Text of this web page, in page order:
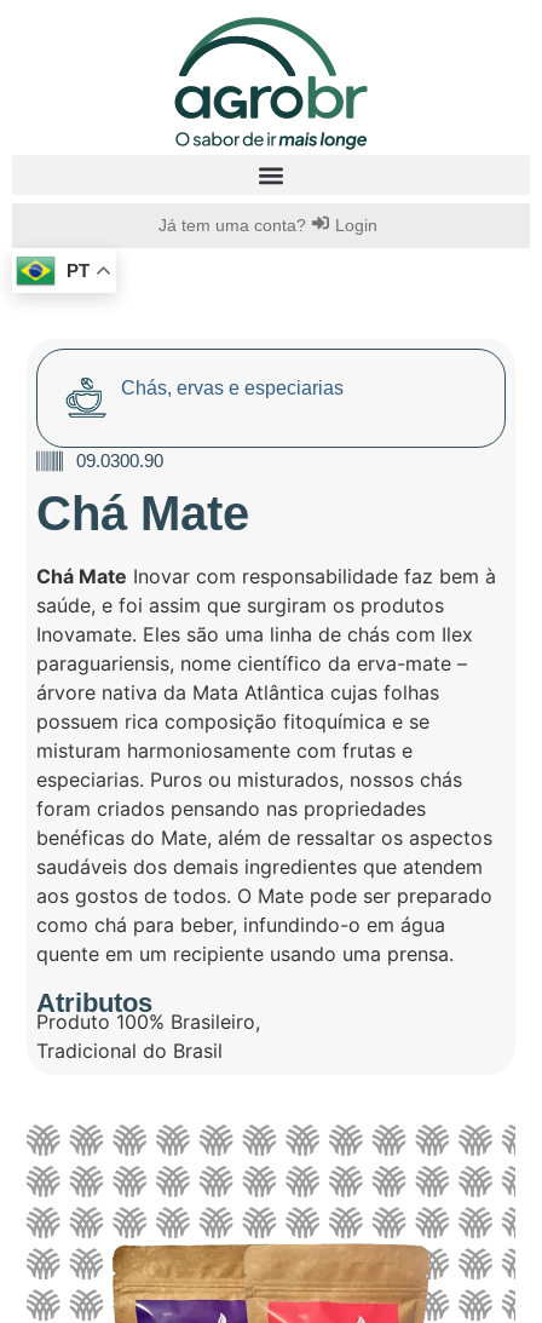
Já tem uma conta? Login
PT
Chás, ervas e especiarias
09.0300.90
Chá Mate
Chá Mate Inovar com responsabilidade faz bem à
saúde, e foi assim que surgiram os produtos
Inovamate. Eles são uma linha de chás com Ilex
paraguariensis, nome científico da erva-mate –
árvore nativa da Mata Atlântica cujas folhas
possuem rica composição fitoquímica e se
misturam harmoniosamente com frutas e
especiarias. Puros ou misturados, nossos chás
foram criados pensando nas propriedades
benéficas do Mate, além de ressaltar os aspectos
saudáveis ​​dos demais ingredientes que atendem
aos gostos de todos. O Mate pode ser preparado
como chá para beber, infundindo-o em água
quente em um recipiente usando uma prensa.
Atributos
Produto 100% Brasileiro,
Tradicional do Brasil